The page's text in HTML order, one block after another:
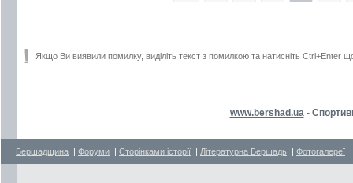
Якщо Ви виявили помилку, виділіть текст з помилкою та натисніть Ctrl+Enter
www.bershad.ua -
Бершадщина | Форуми | Сторінками історії | Літературна Бершадь | Фотогалереї